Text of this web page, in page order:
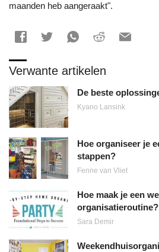
maanden heb aangeraakt".
Verwante artikelen
De beste
Kyano Lansink
Hoe organiseer je
stappen?
Fenne van Vliet
Hoe maak je een
organisatieroutine?
Sara Demir